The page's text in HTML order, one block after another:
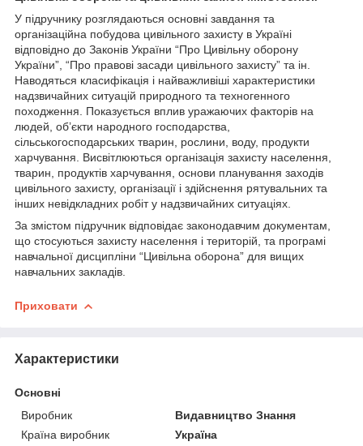
У підручнику розглядаються основні завдання та
організаційна побудова цивільного захисту в Україні
відповідно до Законів України “Про Цивільну оборону
України”, “Про правові засади цивільного захисту” та ін.
Наводяться класифікація і найважливіші характеристики
надзвичайних ситуацій природного та техногенного
походження. Показується вплив уражаючих факторів на
людей, об’єкти народного господарства,
сільськогосподарських тварин, рослини, воду, продукти
харчування. Висвітлюються організація захисту населення,
тварин, продуктів харчування, основи планування заходів
цивільного захисту, організації і здійснення рятувальних та
інших невідкладних робіт у надзвичайних ситуаціях.
За змістом підручник відповідає законодавчим документам,
що стосуються захисту населення і територій, та програмі
навчальної дисципліни “Цивільна оборона” для вищих
навчальних закладів.
Приховати
Характеристики
Основні
Виробник
Видавництво Знання
Країна виробник
Україна